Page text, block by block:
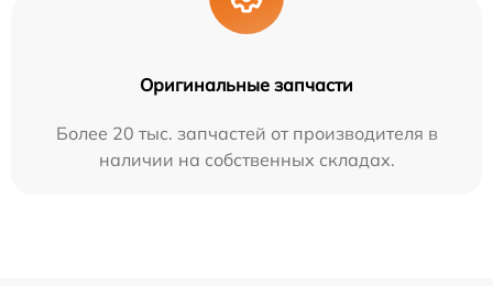
Оригинальные запчасти
Более 20 тыс. запчастей от производителя в
наличии на собственных складах.